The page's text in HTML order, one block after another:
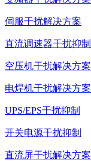
伺服干扰解决方案
直流调速器干扰抑制
空压机干扰解决方案
电焊机干扰解决方案
UPS/EPS干扰抑制
开关电源干扰抑制
直流屏干扰解决方案